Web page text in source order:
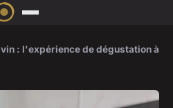
: l'expérience de dégustation à